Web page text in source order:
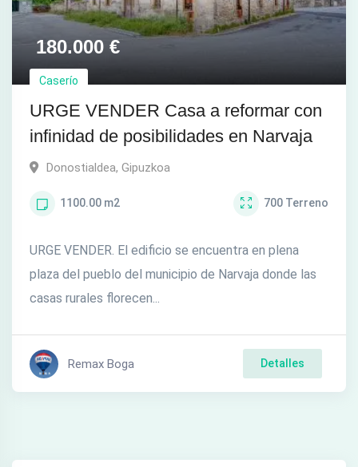
180.000 €
Caserío
URGE VENDER Casa a reformar con
infinidad de posibilidades en Narvaja
Donostialdea, Gipuzkoa
1100.00 m2 700 Terreno
URGE VENDER. El edificio se encuentra en plena
plaza del pueblo del municipio de Narvaja donde las
casas rurales florecen...
Remax Boga Detalles